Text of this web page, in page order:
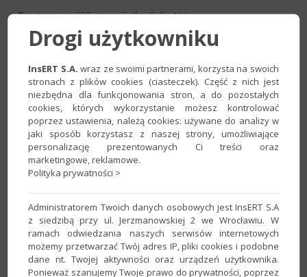
Program:InsERT nexo,Sello,Sello NX
Kategoria: Integracje
Migracja Sello 1 do Sello NX
Program:InsERT nexo,Sello,Sello NX
Kategoria:
Bazy danych,Integracje, Licencje
Jak przenieść licencje z Sello do Sello NX?
Program: InsERT nexo
Jak odłączyć firmę od Konta InsERT?
Program:Biuro GT ,Biuro nexo ,Dokumenty firmy,Gestor
Drogi użytkowniku
InsERT S.A. wraz ze swoimi partnerami, korzysta na swoich
stronach z plików cookies (ciasteczek). Część z nich jest
niezbędna dla funkcjonowania stron, a do pozostałych
cookies, których wykorzystanie możesz kontrolować
poprzez ustawienia, należą cookies: używane do analizy w
jaki sposób korzystasz z naszej strony, umożliwiające
personalizację prezentowanych Ci treści oraz
marketingowe, reklamowe.
Polityka prywatności >
Administratorem Twoich danych osobowych jest InsERT S.A
z siedzibą przy ul. Jerzmanowskiej 2 we Wrocławiu. W
ramach odwiedzania naszych serwisów internetowych
możemy przetwarzać Twój adres IP, pliki cookies i podobne
dane nt. Twojej aktywności oraz urządzeń użytkownika.
Ponieważ szanujemy Twoje prawo do prywatności, poprzez